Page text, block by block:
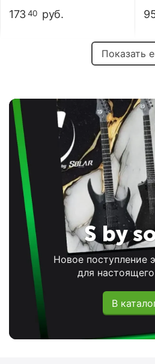
173 40 руб.
Показать
S by
Новое поступление
для
В